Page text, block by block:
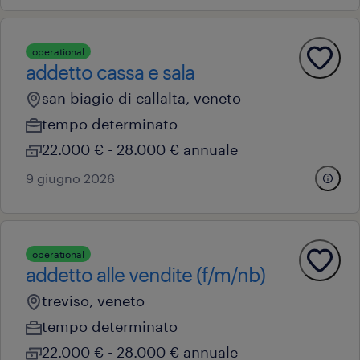
operational
addetto cassa e sala
san biagio di callalta, veneto
tempo determinato
22.000 € - 28.000 € annuale
9 giugno 2026
operational
addetto alle vendite (f/m/nb)
treviso, veneto
tempo determinato
22.000 € - 28.000 € annuale